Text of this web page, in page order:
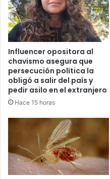
Influencer opositora al
chavismo asegura que
persecución política la
obligó a salir del país y
pedir asilo en el extranjero
Hace 15 horas